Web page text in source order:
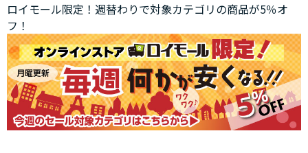
ロイモール限定！週替わりで対象カテゴリの商品が5％オ
フ！